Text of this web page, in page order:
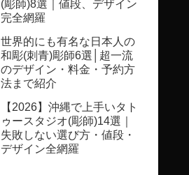
(彫師)8選｜値段、デザイン
完全網羅
世界的にも有名な日本人の
和彫(刺青)彫師6選│超一流
のデザイン・料金・予約方
法まで紹介
【2026】沖縄で上手いタト
ゥースタジオ(彫師)14選｜
失敗しない選び方・値段・
デザイン全網羅